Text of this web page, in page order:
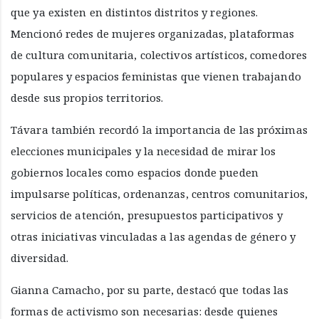
que ya existen en distintos distritos y regiones.
Mencionó redes de mujeres organizadas, plataformas
de cultura comunitaria, colectivos artísticos, comedores
populares y espacios feministas que vienen trabajando
desde sus propios territorios.
Távara también recordó la importancia de las próximas
elecciones municipales y la necesidad de mirar los
gobiernos locales como espacios donde pueden
impulsarse políticas, ordenanzas, centros comunitarios,
servicios de atención, presupuestos participativos y
otras iniciativas vinculadas a las agendas de género y
diversidad.
Gianna Camacho, por su parte, destacó que todas las
formas de activismo son necesarias: desde quienes